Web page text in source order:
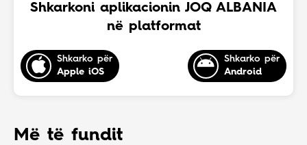
Shkarkoni aplikacionin JOQ ALBANIA
në platformat
Shkarko për
Apple iOS
Shkarko për
Android
Më të fundit